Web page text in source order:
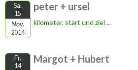
Sa.
15
Nov.
2014
peter + ursel
kilometer, start und ziel ...
Fr.
14
Margot + Hubert